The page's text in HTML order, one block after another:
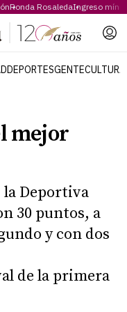
Ronda RosaledaIngreso
DEPORTESGENTECULTURA
mejor
la Deportiva
30 puntos, a
y con dos
de la primera